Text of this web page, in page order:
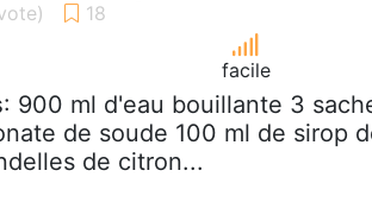
facile
: 900 ml d'eau bouillante 3
de soude 100 ml de sirop
de citron...